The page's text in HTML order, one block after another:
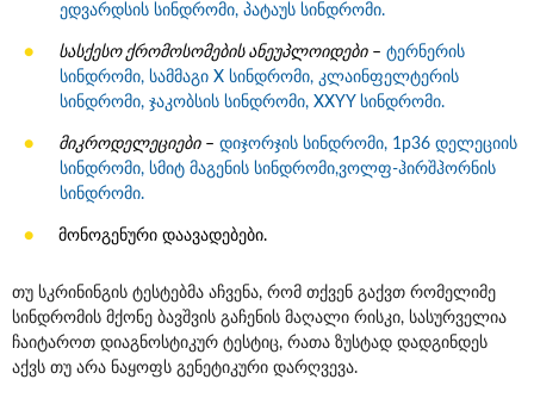
ედვარდსის სინდრომი, პატაუს სინდრომი.
სასქესო ქრომოსომების ანეუპლოიდები– ტერნერის
სინდრომი, სამმაგი X სინდრომი, კლაინფელტერის
სინდრომი, ჯაკობსის სინდრომი, XXYY სინდრომი.
მიკროდელეციები– დიჯორჯის სინდრომი, 1p36 დელეციის
სინდრომი, სმიტ მაგენის სინდრომი,ვოლფ-ჰირშჰორნის
სინდრომი.
მონოგენური დაავადებები.
თუ სკრინინგის ტესტებმა აჩვენა, რომ თქვენ გაქვთ რომელიმე
სინდრომის მქონე ბავშვის გაჩენის მაღალი რისკი, სასურველია
ჩაიტაროთ დიაგნოსტიკურ ტესტიც, რათა ზუსტად დადგინდეს
აქვს თუ არა ნაყოფს გენეტიკური დარღვევა.